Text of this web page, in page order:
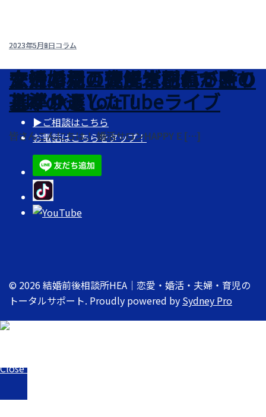
2023年5月9日コラム
恋活婚活の先生木村の
TikTok＆YouTubeライブ
皆さんこんにちは！ 婚活サロンHAPPY E […]
2023年5月8日コラム
女性必見！彼氏と別れる時の
基準４選
皆さんこんにちは。 婚活サロンHAPPY E […]
2023年5月6日コラム
２日ぶりのライブ配信が盛り
上がりました！
皆さんこんにちは！ 婚活サロンHAPPY E […]
2023年5月2日コラム
夫婦の相互理解皆さんできて
ますか？
皆さんこんにちは！ 婚活サロンHAPPY E […]
▶ご相談はこちら
お電話はこちらをタップ！
© 2026 結婚前後相談所HEA｜恋愛・婚活・夫婦・育児の
トータルサポート. Proudly powered by Sydney Pro
Close menu